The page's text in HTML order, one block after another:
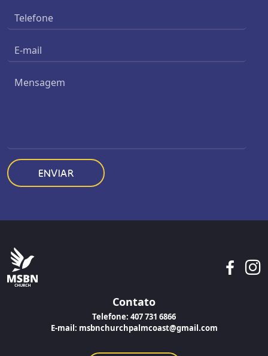
ENVIAR
Contato
Telefone: 407 731 6866
E-mail: msbnchurchpalmcoast@gmail.com